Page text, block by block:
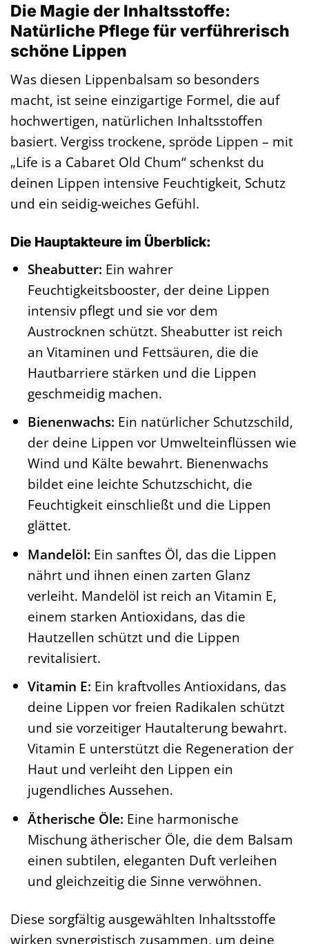
Die Magie der Inhaltsstoffe:
Natürliche Pflege für verführerisch
schöne Lippen
Was diesen Lippenbalsam so besonders
macht, ist seine einzigartige Formel, die auf
hochwertigen, natürlichen Inhaltsstoffen
basiert. Vergiss trockene, spröde Lippen – mit
„Life is a Cabaret Old Chum“ schenkst du
deinen Lippen intensive Feuchtigkeit, Schutz
und ein seidig-weiches Gefühl.
Die Hauptakteure im Überblick:
Sheabutter: Ein wahrer
Feuchtigkeitsbooster, der deine Lippen
intensiv pflegt und sie vor dem
Austrocknen schützt. Sheabutter ist reich
an Vitaminen und Fettsäuren, die die
Hautbarriere stärken und die Lippen
geschmeidig machen.
Bienenwachs: Ein natürlicher Schutzschild,
der deine Lippen vor Umwelteinflüssen wie
Wind und Kälte bewahrt. Bienenwachs
bildet eine leichte Schutzschicht, die
Feuchtigkeit einschließt und die Lippen
glättet.
Mandelöl: Ein sanftes Öl, das die Lippen
nährt und ihnen einen zarten Glanz
verleiht. Mandelöl ist reich an Vitamin E,
einem starken Antioxidans, das die
Hautzellen schützt und die Lippen
revitalisiert.
Vitamin E: Ein kraftvolles Antioxidans, das
deine Lippen vor freien Radikalen schützt
und sie vorzeitiger Hautalterung bewahrt.
Vitamin E unterstützt die Regeneration der
Haut und verleiht den Lippen ein
jugendliches Aussehen.
Ätherische Öle: Eine harmonische
Mischung ätherischer Öle, die dem Balsam
einen subtilen, eleganten Duft verleihen
und gleichzeitig die Sinne verwöhnen.
Diese sorgfältig ausgewählten Inhaltsstoffe
wirken synergistisch zusammen, um deine